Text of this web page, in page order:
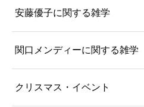
安藤優子に関する雑学
関口メンディーに関する雑学
クリスマス・イベント